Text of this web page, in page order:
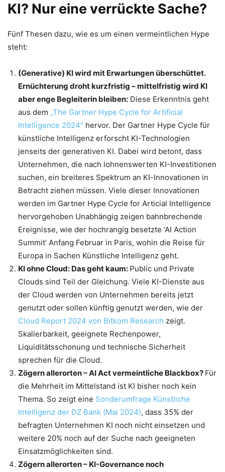
KI? Nur eine verrückte Sache?
Fünf Thesen dazu, wie es um einen vermeintlichen Hype
steht:
(Generative) KI wird mit Erwartungen überschüttet.
Ernüchterung droht kurzfristig – mittelfristig wird KI
aber enge Begleiterin bleiben: Diese Erkenntnis geht
aus dem „The Gartner Hype Cycle for Artificial
Intelligence 2024“ hervor. Der Gartner Hype Cycle für
künstliche Intelligenz erforscht KI-Technologien
jenseits der generativen KI. Dabei wird betont, dass
Unternehmen, die nach lohnenswerten KI-Investitionen
suchen, ein breiteres Spektrum an KI-Innovationen in
Betracht ziehen müssen. Viele dieser Innovationen
werden im Gartner Hype Cycle for Articial Intelligence
hervorgehoben Unabhängig zeigen bahnbrechende
Ereignisse, wie der hochrangig besetzte ‘AI Action
Summit’ Anfang Februar in Paris, wohin die Reise für
Europa in Sachen Künstliche Intelligenz geht.
KI ohne Cloud: Das geht kaum: Public und Private
Clouds sind Teil der Gleichung. Viele KI-Dienste aus
der Cloud werden von Unternehmen bereits jetzt
genutzt oder sollen künftig genutzt werden, wie der
Cloud Report 2024 von Bitkom Research zeigt.
Skalierbarkeit, geeignete Rechenpower,
Liquiditätsschonung und technische Sicherheit
sprechen für die Cloud.
Zögern allerorten – AI Act vermeintliche Blackbox? Für
die Mehrheit im Mittelstand ist KI bisher noch kein
Thema. So zeigt eine Sonderumfrage Künstliche
Intelligenz der DZ Bank (Mai 2024), dass 35% der
befragten Unternehmen KI noch nicht einsetzen und
weitere 20% noch auf der Suche nach geeigneten
Einsatzmöglichkeiten sind.
Zögern allerorten – KI-Governance noch